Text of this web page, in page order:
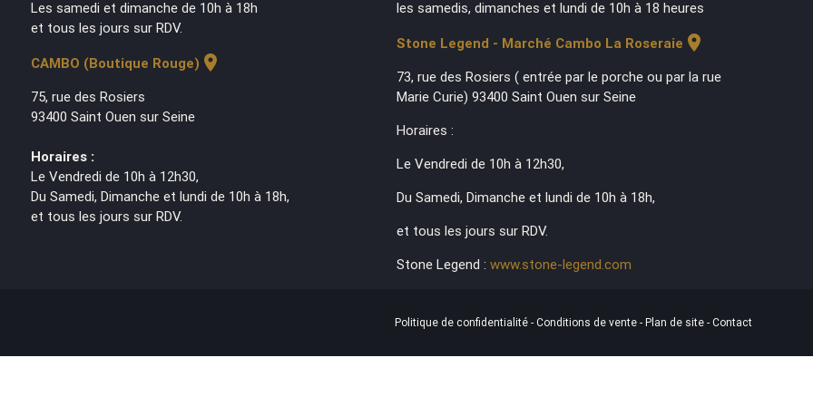
Les samedi et dimanche de 10h à 18h
et tous les jours sur RDV.
CAMBO (Boutique Rouge) location_on
75, rue des Rosiers
93400 Saint Ouen sur Seine
Horaires :
Le Vendredi de 10h à 12h30,
Du Samedi, Dimanche et lundi de 10h à 18h,
et tous les jours sur RDV.
les samedis, dimanches et lundi de 10h à 18 heures
Stone Legend - Marché Cambo La Roseraie location_on
73, rue des Rosiers ( entrée par le porche ou par la rue
Marie Curie) 93400 Saint Ouen sur Seine
Horaires :
Le Vendredi de 10h à 12h30,
Du Samedi, Dimanche et lundi de 10h à 18h,
et tous les jours sur RDV.
Stone Legend : www.stone-legend.com
Politique de confidentialité - Conditions de vente - Plan de site - Contact